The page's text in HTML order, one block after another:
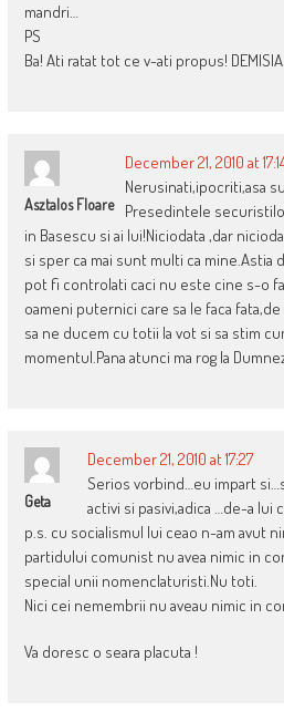
mandri…
PS
Ba! Ati ratat tot ce v-ati propus! DEMISIA
Asztalos Floare
December 21, 2010 at
Nerusinati,ipocriti,asa
Presedintele
in Basescu si ai lui!Niciodata ,dar
si sper ca mai sunt multi ca mine.Astia
pot fi controlati caci nu este cine s-o
oameni puternici care sa le faca
sa ne ducem cu totii la vot si sa stim
momentul.Pana atunci ma rog la
Geta
December 21, 2010 at 17:27
Serios vorbind…eu impart
activi si pasivi,adica …de-a lui
p.s. cu socialismul lui ceao n-am avut
partidului comunist nu avea nimic in
special unii nomenclaturisti.Nu toti.
Nici cei nemembrii nu aveau nimic in
Va doresc o seara placuta !